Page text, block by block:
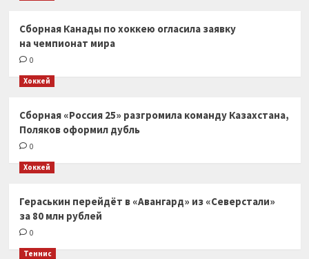
Сборная Канады по хоккею огласила заявку
на чемпионат мира
0
Хоккей
Сборная «Россия 25» разгромила команду Казахстана,
Поляков оформил дубль
0
Хоккей
Гераськин перейдёт в «Авангард» из «Северстали»
за 80 млн рублей
0
Теннис